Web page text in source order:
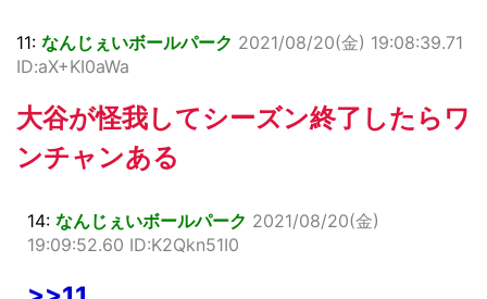
11: なんじぇいボールパーク 2021/08/20(金) 19:08:39.71
ID:aX+KI0aWa
大谷が怪我してシーズン終了したらワ
ンチャンある
14: なんじぇいボールパーク 2021/08/20(金)
19:09:52.60 ID:K2Qkn51I0